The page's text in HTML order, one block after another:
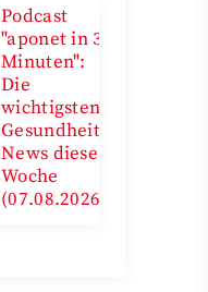
Podcast
"aponet in 3
Minuten":
Die
wichtigsten
Gesundheits-
News diese
Woche
(07.08.2026)